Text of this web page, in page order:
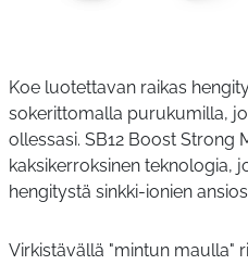
Koe luotettavan raikas
sokerittomalla purukumilla,
ollessasi. SB12 Boost
kaksikerroksinen teknologia,
hengitystä sinkki-ionien
Virkistävällä "mintun maulla"